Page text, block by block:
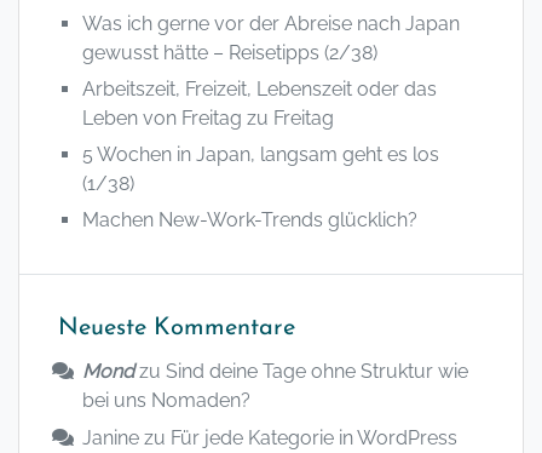
Was ich gerne vor der Abreise nach Japan
gewusst hätte – Reisetipps (2/38)
Arbeitszeit, Freizeit, Lebenszeit oder das
Leben von Freitag zu Freitag
5 Wochen in Japan, langsam geht es los
(1/38)
Machen New-Work-Trends glücklich?
Neueste Kommentare
Mondzu Sind deine Tage ohne Struktur wie
bei uns Nomaden?
Janine zu Für jede Kategorie in WordPress